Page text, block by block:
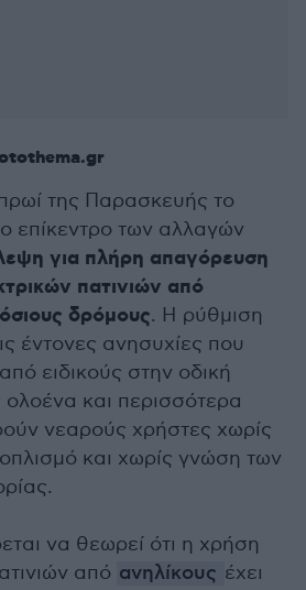
της Παρασκευής το
επίκεντρο των αλλαγών
για πλήρη απαγόρευση
πατινιών από
δρόμους. Η ρύθμιση
έντονες ανησυχίες που
ειδικούς στην οδική
και περισσότερα
νεαρούς χρήστες χωρίς
και χωρίς γνώση των
να θεωρεί ότι η χρήση
από ανηλίκους έχει